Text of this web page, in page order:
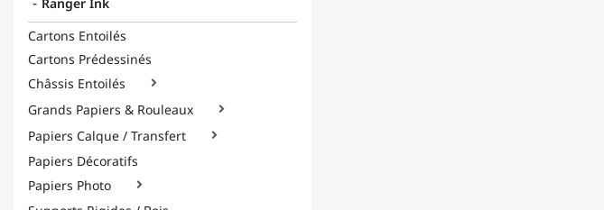
Cartons Entoilés
Cartons Prédessinés
Châssis Entoilés

Grands Papiers & Rouleaux 
Papiers Calque / Transfert 
Papiers Décoratifs
Papiers Photo
